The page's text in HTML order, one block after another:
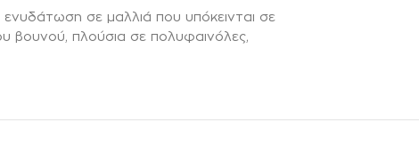
σε μαλλιά που υπόκεινται σε
βουνού, πλούσια σε πολυφαινόλες,